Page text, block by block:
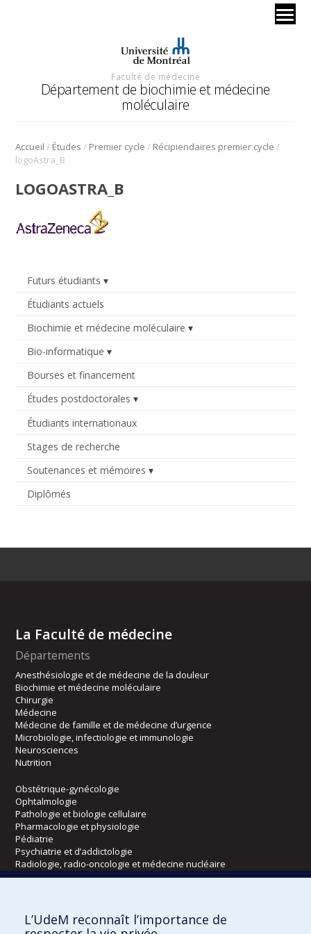
Faculté de médecine
Département de biochimie et médecine
moléculaire
Accueil / Études / Premier cycle / Récipiendaires premier cycle /
logoAstra_B
Futurs étudiants
Étudiants actuels
Biochimie et médecine moléculaire
Bio-informatique
Bourses et financement
Études postdoctorales
Étudiants internationaux
Stages de recherche
Soutenances et mémoires
Diplômés
LOGOASTRA_B
La Faculté de médecine
Départements
Anesthésiologie et de médecine de la douleur
Biochimie et médecine moléculaire
Chirurgie
Médecine
Médecine de famille et de médecine d’urgence
Microbiologie, infectiologie et immunologie
Neurosciences
Nutrition
Obstétrique-gynécologie
Ophtalmologie
Pathologie et biologie cellulaire
Pharmacologie et physiologie
Pédiatrie
Psychiatrie et d’addictologie
Radiologie, radio-oncologie et médecine nucléaire
Kinésiologie et des sciences de l’activité physique
L’UdeM reconnaît l’importance de